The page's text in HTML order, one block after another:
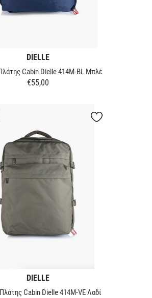
DIELLE
Cabin Dielle 414M-BL Μπλέ
Τιμή
€55,00
DIELLE
Cabin Dielle 414M-VE Λαδί